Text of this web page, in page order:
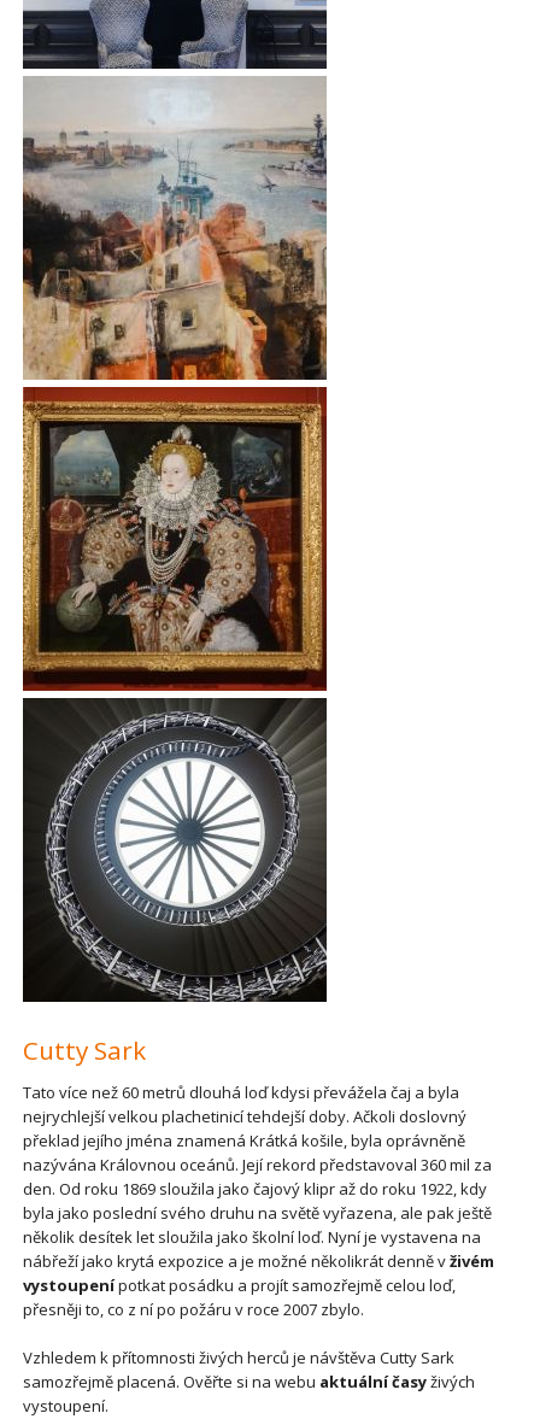
Cutty Sark
Tato více než 60 metrů dlouhá loď kdysi převážela čaj a byla
nejrychlejší velkou plachetinicí tehdejší doby. Ačkoli doslovný
překlad jejího jména znamená Krátká košile, byla oprávněně
nazývána Královnou oceánů. Její rekord představoval 360 mil za
den. Od roku 1869 sloužila jako čajový klipr až do roku 1922, kdy
byla jako poslední svého druhu na světě vyřazena, ale pak ještě
několik desítek let sloužila jako školní loď. Nyní je vystavena na
nábřeží jako krytá expozice a je možné několikrát denně vživém
vystoupenípotkat posádku a projít samozřejmě celou loď,
přesněji to, co z ní po požáru v roce 2007 zbylo.
Vzhledem k přítomnosti živých herců je návštěva Cutty Sark
samozřejmě placená. Ověřte si na webu aktuální časyživých
vystoupení.